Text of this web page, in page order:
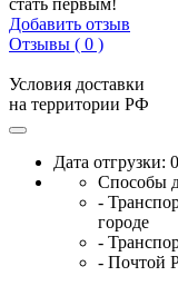
Добавить отзыв
Отзывы ( 0 )
Условия доставки
на территории РФ
Дата отгрузки:
Способы
-
городе
-
- Почтой